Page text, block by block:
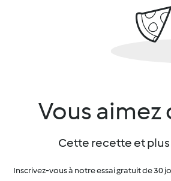
Vous aimez
Cette recette et plus
Inscrivez-vous à notre essai gratuit de 30